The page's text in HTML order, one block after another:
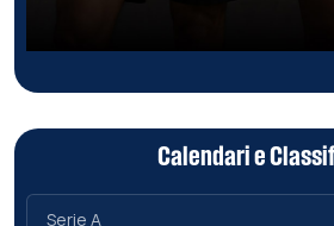
Calendari e